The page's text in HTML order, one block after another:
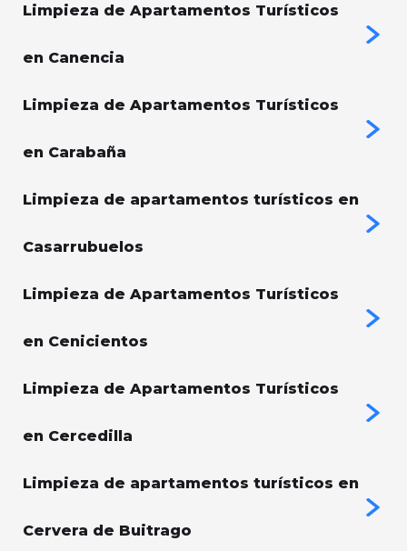
Limpieza de Apartamentos Turísticos
en Canencia
Limpieza de Apartamentos Turísticos
en Carabaña
Limpieza de apartamentos turísticos en
Casarrubuelos
Limpieza de Apartamentos Turísticos
en Cenicientos
Limpieza de Apartamentos Turísticos
en Cercedilla
Limpieza de apartamentos turísticos en
Cervera de Buitrago